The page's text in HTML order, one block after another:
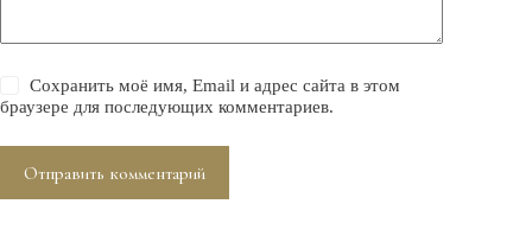
Сохранить моё имя, Email и адрес сайта в этом
браузере для последующих комментариев.
Отправить комментарий